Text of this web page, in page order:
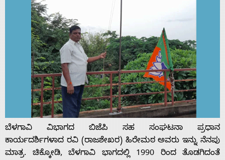
ಬೆಳಗಾವಿ ವಿಭಾಗದ ಬಿಜೆಪಿ ಸಹ ಸಂಘಟನಾ ಪ್ರಧಾನ
ಕಾರ್ಯದರ್ಶಿ‌ಗಳಾದ ರವಿ (ರಾಜಶೇಖರ) ಹಿರೇಮಠ ಅವರು ಇನ್ನು ನೆನಪು
ಮಾತ್ರ. ಚಿಕ್ಕೋಡಿ, ಬೆಳಗಾವಿ ಭಾಗದಲ್ಲಿ 1990 ರಿಂದ ತೊಡಗಿದಂತೆ